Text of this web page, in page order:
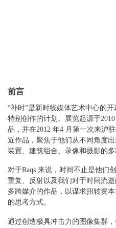
前言
“补时”是新时线媒体艺术中心的
特别创作的计划。展览起源于
品，并在2012 年4 月第一次来沪
近作品，聚焦于他们从不同角度
装置、建筑组合、录像和摄影的多
对于Raqs 来说，时间不止是他们
重复、反射以及我们对于时间流
多跨媒介的作品，以谋求扭转资
的思考方式。
通过创造极具冲击力的图像集群